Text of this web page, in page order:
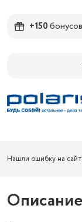
+150бонусов
Нашли ошибку на
Описание